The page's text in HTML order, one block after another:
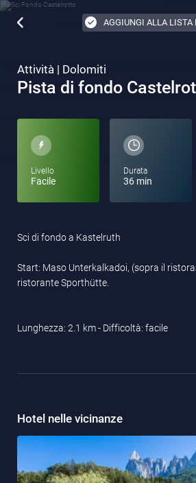
AGGIUNGI ALLA LISTA
Attività | Dolomiti
Pista di fondo
Livello
Facile
Durata
36 min
Sci di fondo a Kastelruth
Start: Maso Unterkalkadoi, (sopra il
ristorante Sporthütte.
Lunghezza: 2.1 km - Difficoltà: facile
Hotel nelle vicinanze